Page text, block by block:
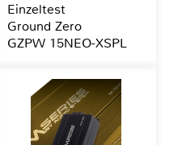
Einzeltest
Ground Zero
GZPW 15NEO-XSPL